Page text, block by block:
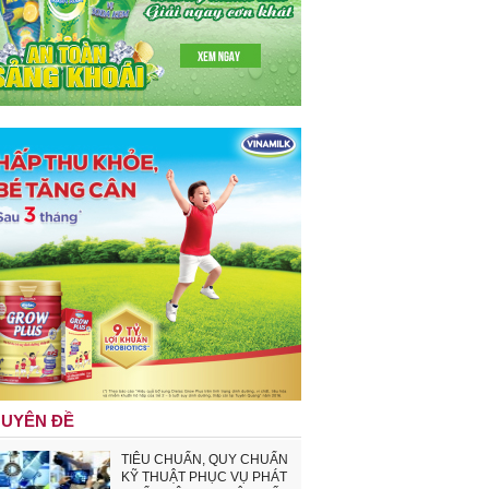
ĐỀ
TIÊU CHUẨN, QUY CHUẨN
KỸ THUẬT PHỤC VỤ PHÁT